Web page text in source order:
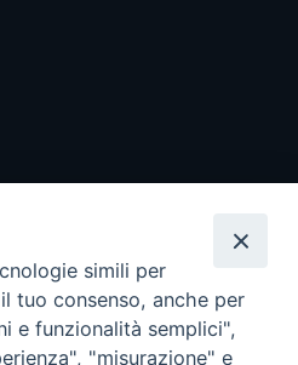
simili per
tuo consenso, anche per
e funzionalità semplici",
"misurazione" e